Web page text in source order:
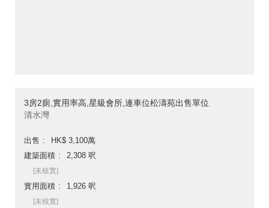
3房2廁,實用率高,星級會所,連車位松濤苑出售單位
清水灣
出售
HK$ 3,100萬
建築面積
2,308 呎
[未核實]
實用面積 1,926 呎
[未核實]